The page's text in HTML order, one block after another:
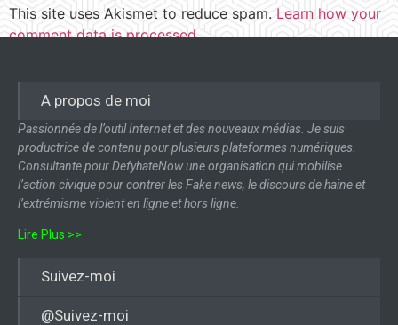
This site uses Akismet to reduce spam. Learn how your
comment data is processed.
A propos de moi
Passionnée de l’outil Internet et des nouveaux médias. Je suis
productrice de contenu pour plusieurs plateformes numériques.
Consultante pour DefyhateNow une organisation qui mobilise
l’action civique pour contrer les Fake news, le discours de haine et
l’extrémisme violent en ligne et hors ligne.
Lire Plus >>
Suivez-moi
@Suivez-moi